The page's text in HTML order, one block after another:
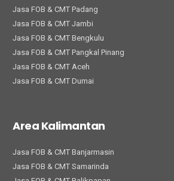
Jasa FOB & CMT Padang
Jasa FOB & CMT Jambi
Jasa FOB & CMT Bengkulu
Jasa FOB & CMT Pangkal Pinang
Jasa FOB & CMT Aceh
Jasa FOB & CMT Dumai
Area Kalimantan
Jasa FOB & CMT Banjarmasin
Jasa FOB & CMT Samarinda